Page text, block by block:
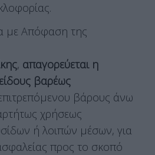
με Απόφαση της
, απαγορεύεται η
βαρέως
βάρους άνω
χρήσεως
ή λοιπών μέσων, για
προς το σκοπό